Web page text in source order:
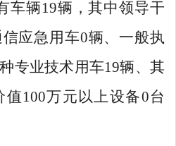
车辆19辆，其中领导干
应急用车0辆、一般执
专业技术用车19辆、其
值100万元以上设备0台